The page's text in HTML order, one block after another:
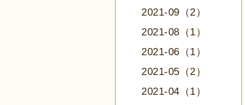
2021-09（2）
2021-08（1）
2021-06（1）
2021-05（2）
2021-04（1）